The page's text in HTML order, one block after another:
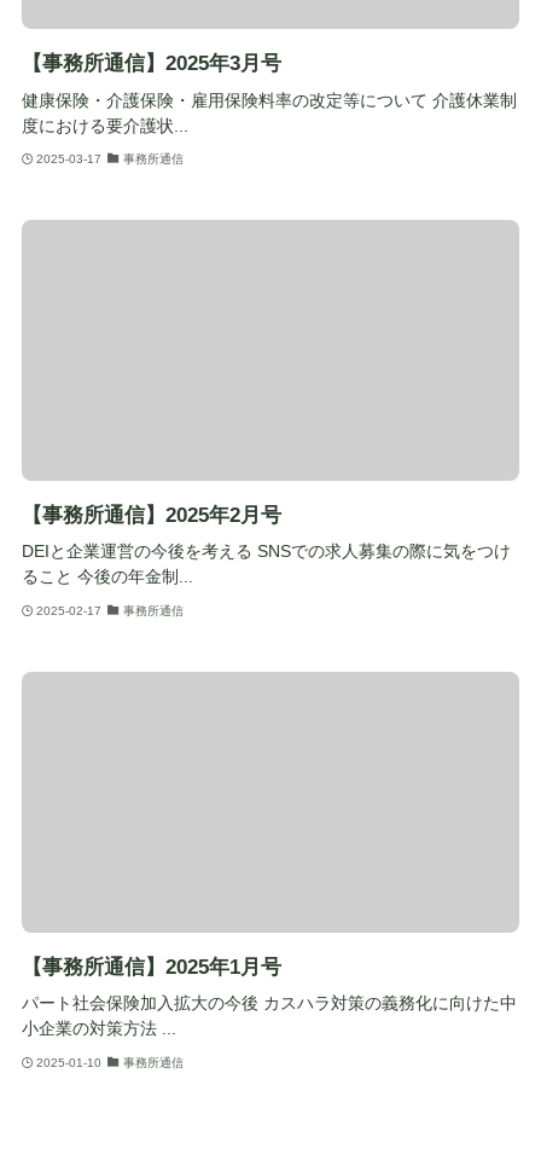
【事務所通信】2025年3月号
健康保険・介護保険・雇用保険料率の改定等について 介護休業制
度における要介護状...
2025-03-17 事務所通信
【事務所通信】2025年2月号
DEIと企業運営の今後を考える SNSでの求人募集の際に気をつけ
ること 今後の年金制...
2025-02-17 事務所通信
【事務所通信】2025年1月号
パート社会保険加入拡大の今後 カスハラ対策の義務化に向けた中
小企業の対策方法 ...
2025-01-10 事務所通信